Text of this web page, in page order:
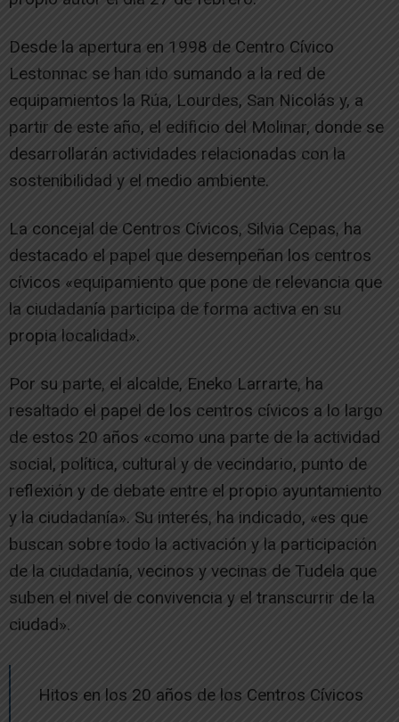
Desde la apertura en 1998 de Centro Cívico
Lestonnac se han ido sumando a la red de
equipamientos la Rúa, Lourdes, San Nicolás y, a
partir de este año, el edificio del Molinar, donde se
desarrollarán actividades relacionadas con la
sostenibilidad y el medio ambiente.
La concejal de Centros Cívicos, Silvia Cepas, ha
destacado el papel que desempeñan los centros
cívicos «equipamiento que pone de relevancia que
la ciudadanía participa de forma activa en su
propia localidad».
Por su parte, el alcalde, Eneko Larrarte, ha
resaltado el papel de los centros cívicos a lo largo
de estos 20 años «como una parte de la actividad
social, política, cultural y de vecindario, punto de
reflexión y de debate entre el propio ayuntamiento
y la ciudadanía». Su interés, ha indicado, «es que
buscan sobre todo la activación y la participación
de la ciudadanía, vecinos y vecinas de Tudela que
suben el nivel de convivencia y el transcurrir de la
ciudad».
Hitos en los 20 años de los Centros Cívicos